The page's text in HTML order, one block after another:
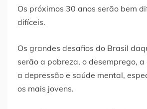
Os próximos 30 anos serão bem
difíceis.
Os grandes desafios do Brasil
serão a pobreza, o desemprego,
a depressão e saúde mental,
os mais jovens.